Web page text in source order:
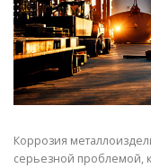
Коррозия
серьезной проблемой,